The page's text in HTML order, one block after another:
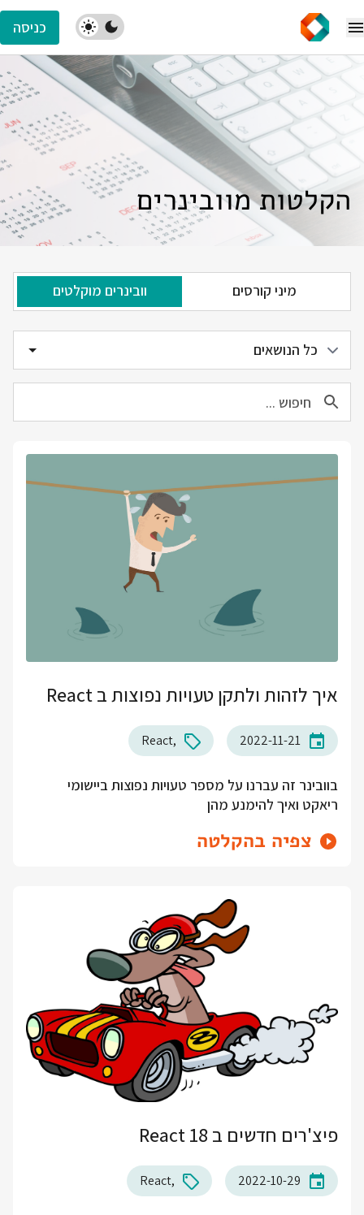
כניסה
הקלטות מוובינרים
מיני קורסים וובינרים מוקלטים
איך לזהות ולתקן טעויות נפוצות ב React
2022-11-21
React
בוובינר זה עברנו על מספר טעויות נפוצות ביישומי
ריאקט ואיך להימנע מהן
צפיה בהקלטה
פיצ'רים חדשים ב React 18
2022-10-29
React